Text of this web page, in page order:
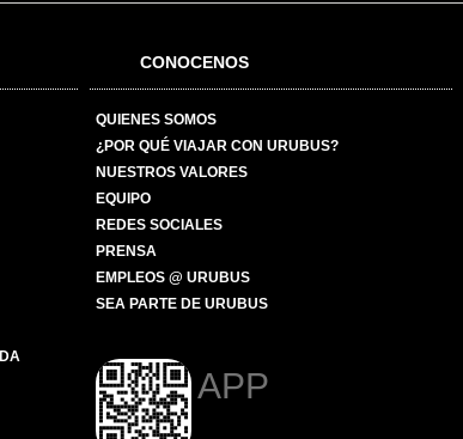
CONOCENOS
QUIENES SOMOS
¿POR QUÉ VIAJAR CON URUBUS?
NUESTROS VALORES
EQUIPO
REDES SOCIALES
PRENSA
EMPLEOS @ URUBUS
SEA PARTE DE URUBUS
APP